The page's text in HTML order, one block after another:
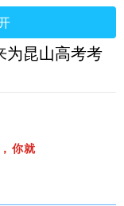
为昆山高考考
你就